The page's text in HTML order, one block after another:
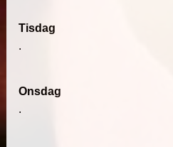
Tisdag
.
Onsdag
.